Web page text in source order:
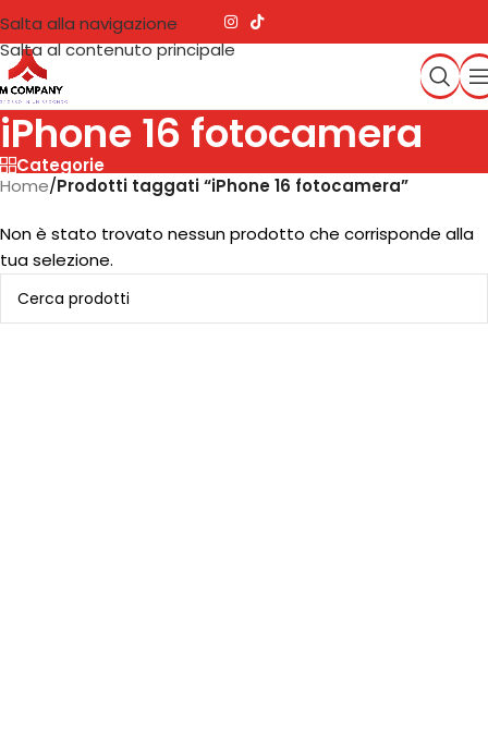
Salta alla navigazione
Salta al contenuto principale
iPhone 16 fotocamera
Categorie
Home/Prodotti taggati “iPhone 16 fotocamera”
Non è stato trovato nessun prodotto che corrisponde alla
tua selezione.